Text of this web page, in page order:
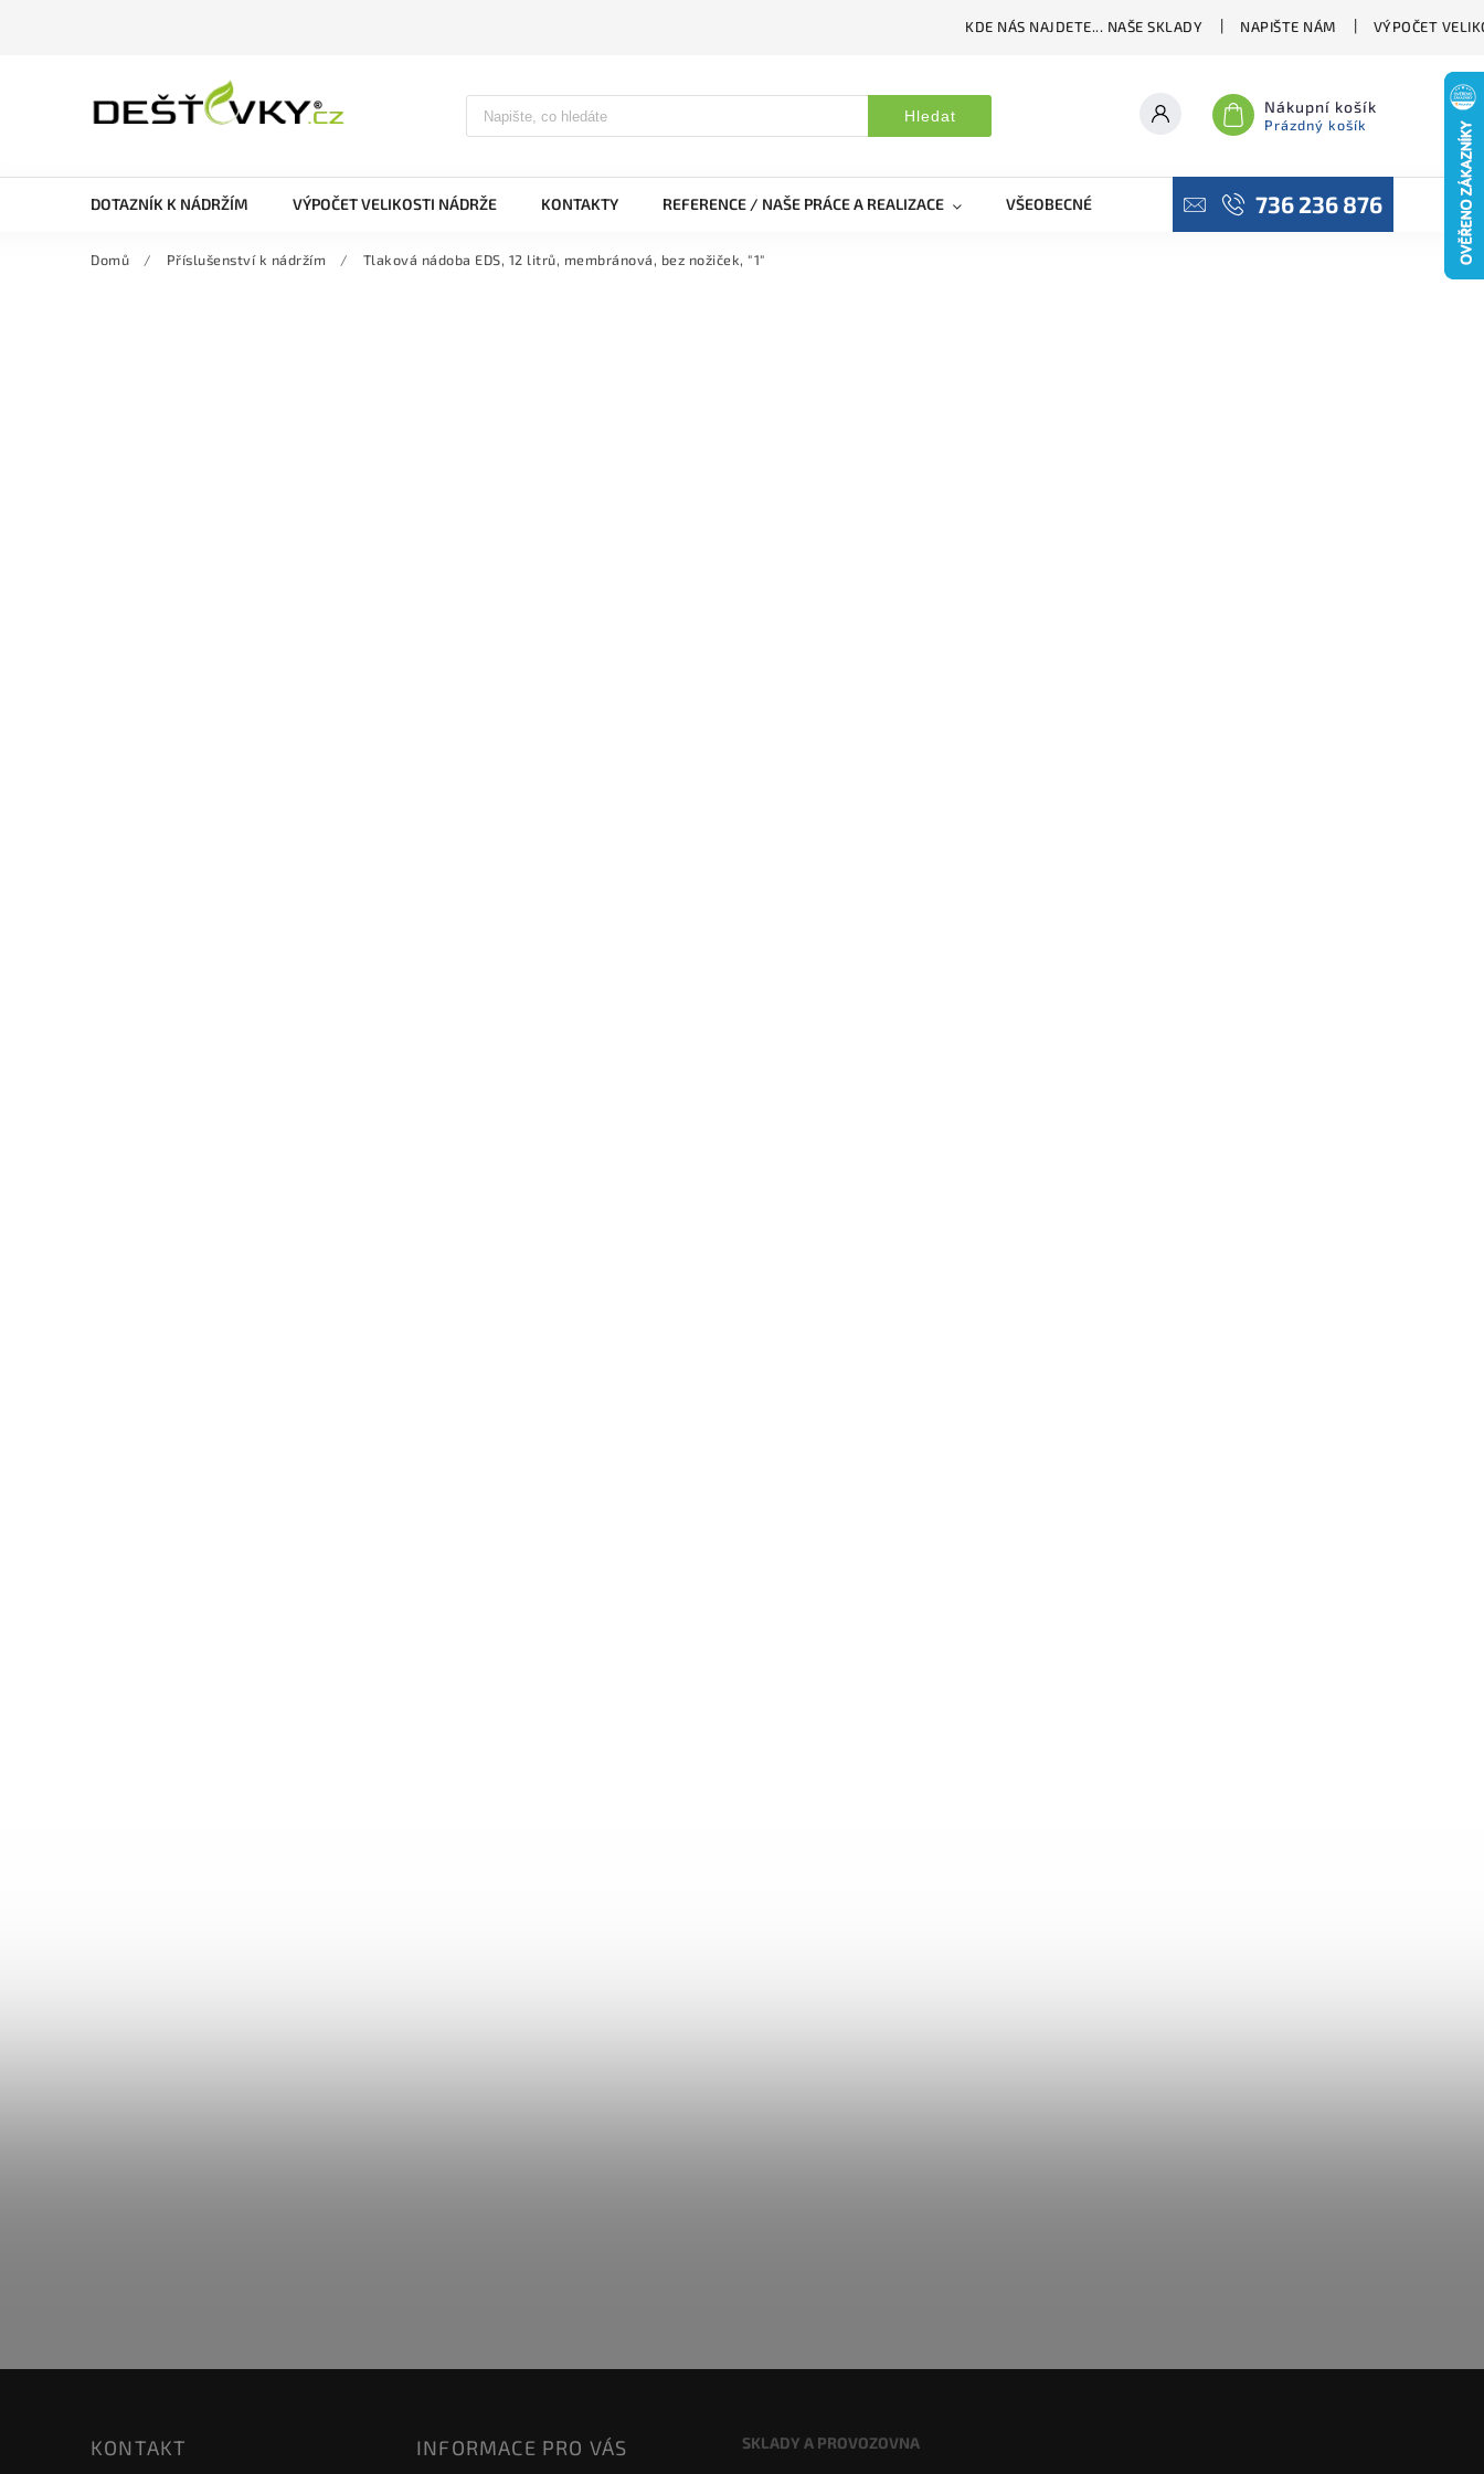
KDE NÁS NAJDETE... NAŠE SKLADY NAPIŠTE NÁM VÝPOČET
Hledat Nákupní košík
Prázdný košík
DOTAZNÍK K NÁDRŽÍM VÝPOČET VELIKOSTI NÁDRŽE KONTAKTY REFERENCE / NAŠE PRÁCE A REALIZACE VŠEOBECNÉ OBCHODNÍ PODMÍNKY PODMÍNKY OCHRANY
736 236 876
Domů / Příslušenství k nádržím / Tlaková nádoba EDS, 12 litrů, membránová, bez nožiček, "1"
KONTAKT INFORMACE PRO VÁS SKLADY A PROVOZOVNA